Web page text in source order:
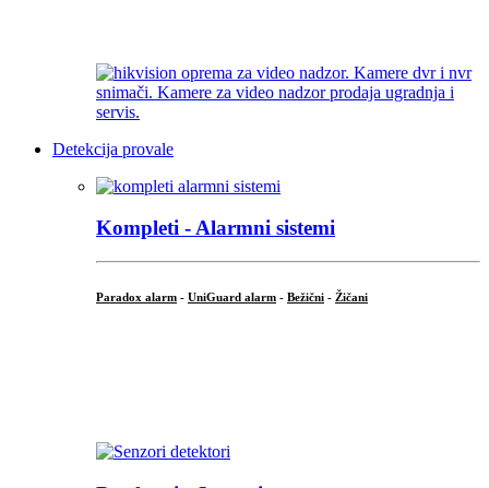
Detekcija provale
Kompleti - Alarmni sistemi
Paradox alarm - UniGuard alarm - Bežični - Žičani